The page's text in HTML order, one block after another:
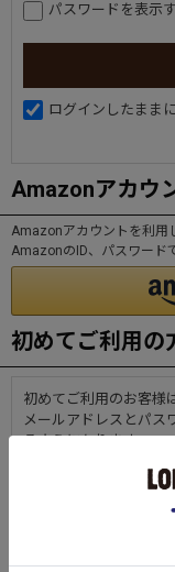
パスワードを表示
ログインしたまま
Amazonアカウ
Amazonアカウントを利用
AmazonのID、パスワード
初めてご利用の
初めてご利用のお客様
メールアドレスとパス
るようになります。